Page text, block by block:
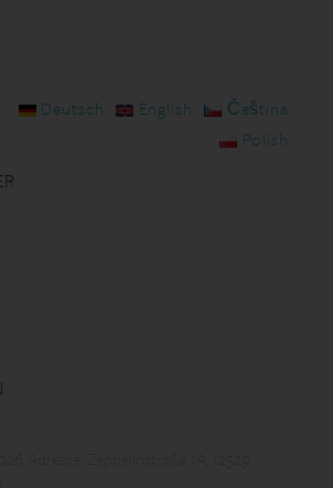
Deutsch English
Čeština
Polish